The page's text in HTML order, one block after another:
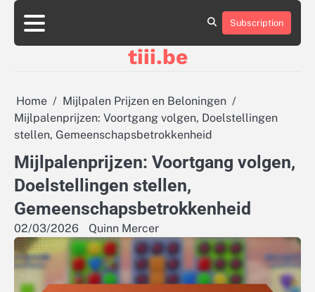
Skip
content
About
Contact
Cookie
Privacy
Sitemap
Terms
Subscription
tiii.be
Home
Mijlpalen Prijzen en Beloningen
Mijlpalenprijzen: Voortgang volgen, Doelstellingen
stellen, Gemeenschapsbetrokkenheid
Mijlpalenprijzen: Voortgang volgen,
Doelstellingen stellen,
Gemeenschapsbetrokkenheid
02/03/2026 Quinn Mercer